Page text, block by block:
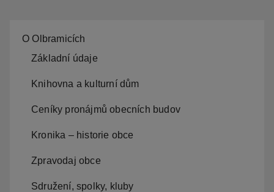
O Olbramicích
Základní údaje
Knihovna a kulturní dům
Ceníky pronájmů obecních budov
Kronika – historie obce
Zpravodaj obce
Sdružení, spolky, kluby